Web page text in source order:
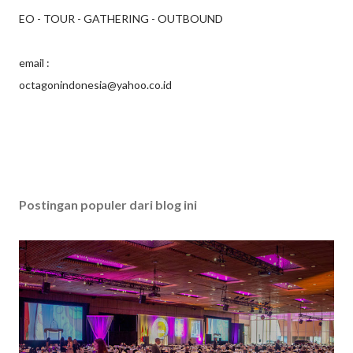
EO - TOUR - GATHERING - OUTBOUND
email :
octagonindonesia@yahoo.co.id
Postingan populer dari blog ini